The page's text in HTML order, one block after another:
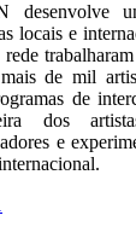
desenvolve
locais e
de mil
de
dos
e